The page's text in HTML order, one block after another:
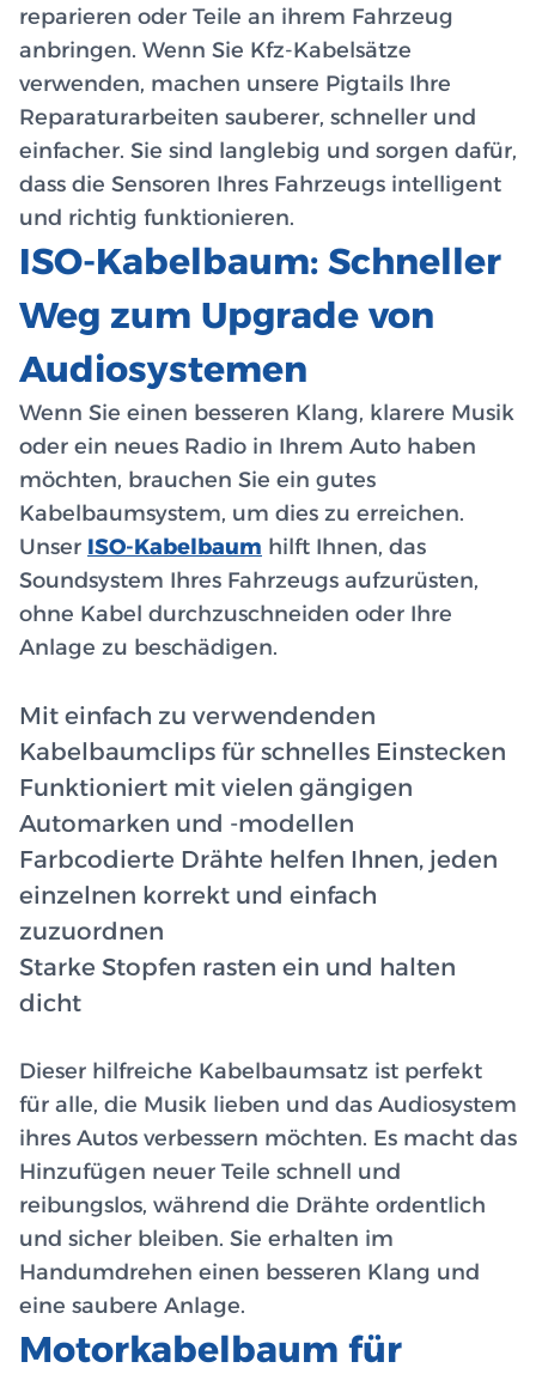
reparieren oder Teile an ihrem Fahrzeug
anbringen. Wenn Sie Kfz-Kabelsätze
verwenden, machen unsere Pigtails Ihre
Reparaturarbeiten sauberer, schneller und
einfacher. Sie sind langlebig und sorgen dafür,
dass die Sensoren Ihres Fahrzeugs intelligent
und richtig funktionieren.
ISO-Kabelbaum: Schneller
Weg zum Upgrade von
Audiosystemen
Wenn Sie einen besseren Klang, klarere Musik
oder ein neues Radio in Ihrem Auto haben
möchten, brauchen Sie ein gutes
Kabelbaumsystem, um dies zu erreichen.
Unser ISO-Kabelbaum hilft Ihnen, das
Soundsystem Ihres Fahrzeugs aufzurüsten,
ohne Kabel durchzuschneiden oder Ihre
Anlage zu beschädigen.
Mit einfach zu verwendenden
Kabelbaumclips für schnelles Einstecken
Funktioniert mit vielen gängigen
Automarken und -modellen
Farbcodierte Drähte helfen Ihnen, jeden
einzelnen korrekt und einfach
zuzuordnen
Starke Stopfen rasten ein und halten
dicht
Dieser hilfreiche Kabelbaumsatz ist perfekt
für alle, die Musik lieben und das Audiosystem
ihres Autos verbessern möchten. Es macht das
Hinzufügen neuer Teile schnell und
reibungslos, während die Drähte ordentlich
und sicher bleiben. Sie erhalten im
Handumdrehen einen besseren Klang und
eine saubere Anlage.
Motorkabelbaum für